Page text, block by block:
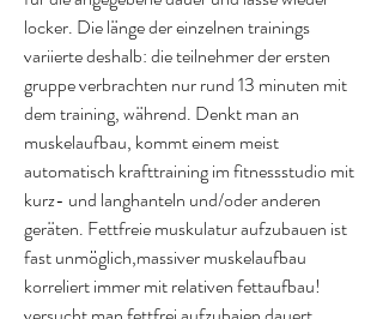
locker. Die länge der einzelnen trainings
variierte deshalb: die teilnehmer der ersten
gruppe verbrachten nur rund 13 minuten mit
dem training, während. Denkt man an
muskelaufbau, kommt einem meist
automatisch krafttraining im fitnessstudio mit
kurz- und langhanteln und/oder anderen
geräten. Fettfreie muskulatur aufzubauen ist
fast unmöglich,massiver muskelaufbau
korreliert immer mit relativen fettaufbau!